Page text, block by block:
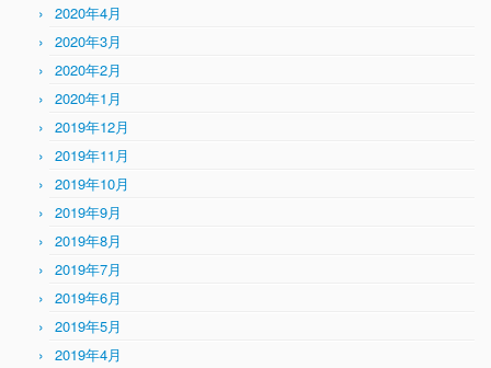
2020年4月
2020年3月
2020年2月
2020年1月
2019年12月
2019年11月
2019年10月
2019年9月
2019年8月
2019年7月
2019年6月
2019年5月
2019年4月